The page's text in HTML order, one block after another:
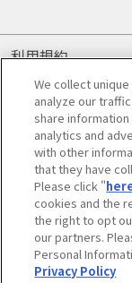
利用規約
個人情報の取り
会員優待サービ
JAFホームページ
© JAPAN
We collect
analyze our
share
analytics and
with other
that they have
Please click "
cookies and the
the right to opt
our partners.
Personal
Privacy Policy